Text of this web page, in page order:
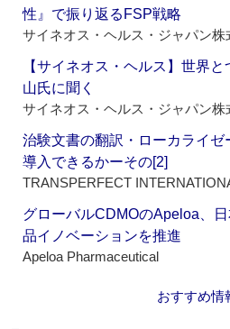
性』で振り返るFSP戦略
サイネオス・ヘルス・ジャパン株
【サイネオス・ヘルス】世界
山氏に聞く
サイネオス・ヘルス・ジャパン株
治験文書の翻訳・ローカライ
導入できるかーその[2]
TRANSPERFECT
グローバルCDMOのApeloa、
品イノベーションを推進
Apeloa Pharmaceutical
おすすめ情